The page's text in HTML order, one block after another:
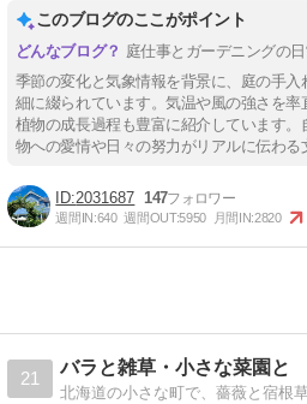
このブログのここがポイント
庭仕事とガーデニングの
季節の変化と気象情報を背景に、庭の手
細に綴られています。気温や風の強さを
植物の成長過程も豊富に紹介しています
物への愛情や日々の努力がリアルに伝わる
2031687 147
週間IN:640 週間OUT:5950 月間IN:2820
21
バラと雑草・小さな菜園と